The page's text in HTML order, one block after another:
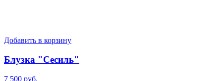
Добавить в корзину
Блузка "Сесиль"
7 500 руб.